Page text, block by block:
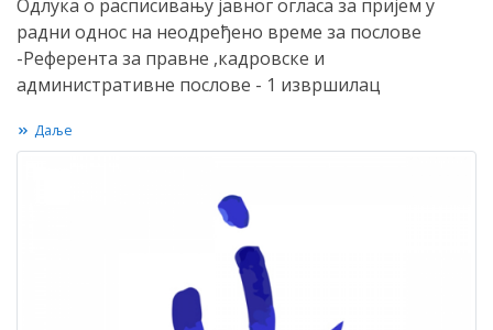
Одлука о расписивању јавног огласа за пријем у
радни однос на неодређено време за послове
-Референта за правне ,кадровске и
административне послове - 1 извршилац
Даље